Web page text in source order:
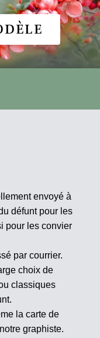
envoyé à
défunt pour les
pour les convier
par courrier.
choix de
classiques
la carte de
graphiste.